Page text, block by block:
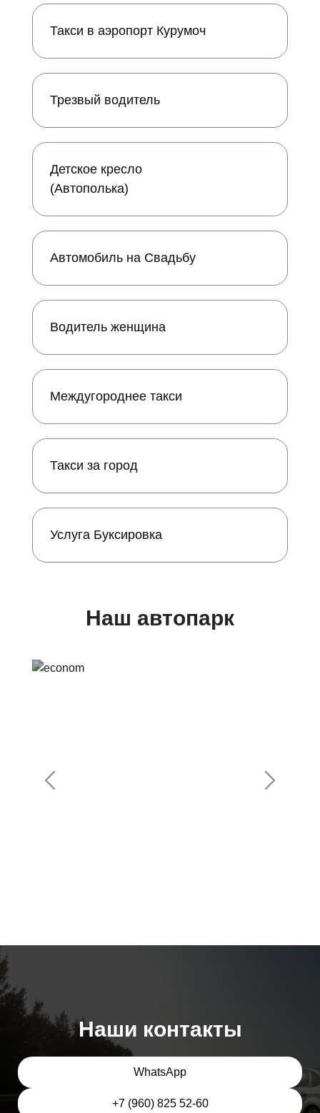
Такси в аэропорт Курумоч
Трезвый водитель
Детское кресло
(Автополька)
Автомобиль на Свадьбу
Водитель женщина
Междугороднее такси
Такси за город
Услуга Буксировка
Наш автопарк
Предыдущий
Наши контакты
WhatsApp
+7 (960) 825 52-60